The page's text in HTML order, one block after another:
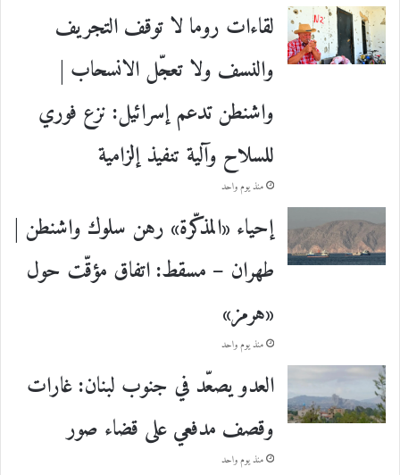
لقاءات روما لا توقف التجريف
والنسف ولا تعجّل الانسحاب |
واشنطن تدعم إسرائيل: نزع فوري
للسلاح وآلية تنفيذ إلزامية
منذ يوم واحد
إحياء «المذكّرة» رهن سلوك واشنطن |
طهران – مسقط: اتفاق مؤقّت حول
«هرمز»
منذ يوم واحد
العدو يصعّد في جنوب لبنان: غارات
وقصف مدفعي على قضاء صور
منذ يوم واحد